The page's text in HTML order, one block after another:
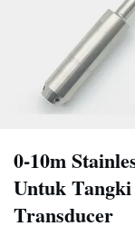
0-10m
Untuk
Transducer